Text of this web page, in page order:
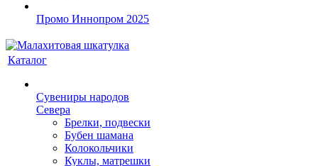
Промо Иннопром 2025
Каталог
Сувениры народов
Севера
Брелки, подвески
Бубен шамана
Колокольчики
Куклы, матрешки